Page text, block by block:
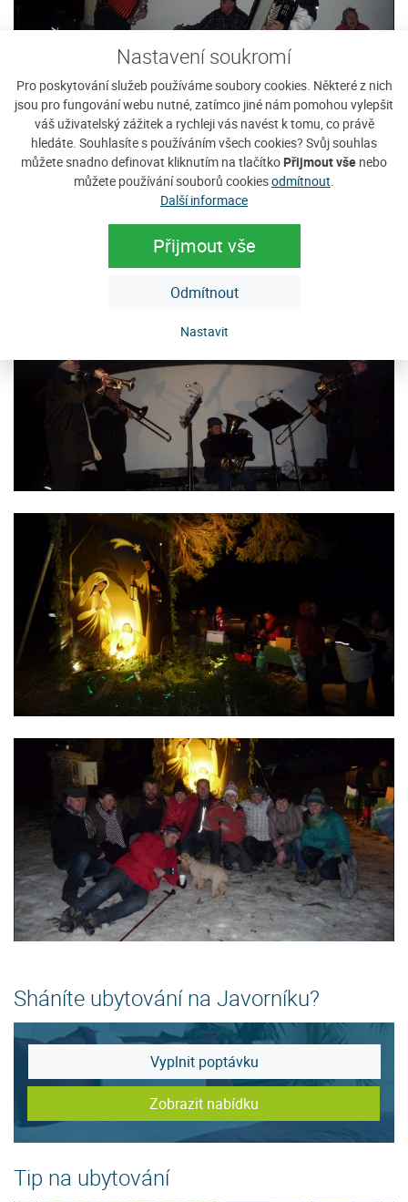
Nastavení soukromí
Pro poskytování služeb používáme soubory cookies. Některé z nich
jsou pro fungování webu nutné, zatímco jiné nám pomohou vylepšit
váš uživatelský zážitek a rychleji vás navést k tomu, co právě
hledáte. Souhlasíte s používáním všech cookies? Svůj souhlas
můžete snadno definovat kliknutím na tlačítko Přijmout vše nebo
můžete používání souborů cookiesodmítnout
Další informace
Přijmout vše
Odmítnout
Nastavit
Sháníte ubytování na Javorníku?
Vyplnit poptávku
Zobrazit nabídku
Tip na ubytování